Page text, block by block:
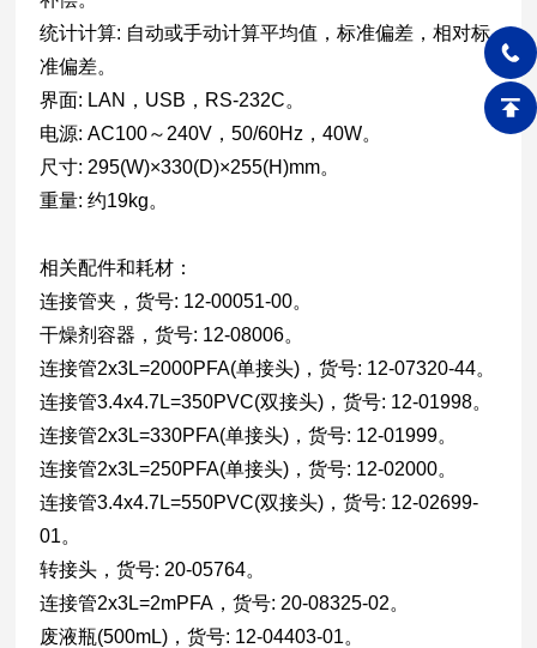
统计计算: 自动或手动计算平均值，标准偏差，相对标
准偏差。
界面: LAN，USB，RS-232C。
电源: AC100～240V，50/60Hz，40W。
尺寸: 295(W)×330(D)×255(H)mm。
重量: 约19kg。
相关配件和耗材：
连接管夹，货号: 12-00051-00。
干燥剂容器，货号: 12-08006。
连接管2x3L=2000PFA(单接头)，货号: 12-07320-44。
连接管3.4x4.7L=350PVC(双接头)，货号: 12-01998。
连接管2x3L=330PFA(单接头)，货号: 12-01999。
连接管2x3L=250PFA(单接头)，货号: 12-02000。
连接管3.4x4.7L=550PVC(双接头)，货号: 12-02699-
01。
转接头，货号: 20-05764。
连接管2x3L=2mPFA，货号: 20-08325-02。
废液瓶(500mL)，货号: 12-04403-01。